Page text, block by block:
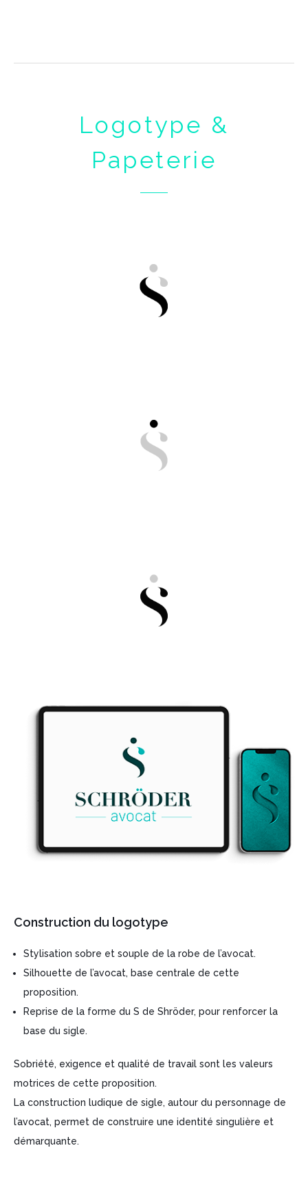
Logotype &
Papeterie
Construction du logotype
Stylisation sobre et souple de la robe de l’avocat.
Silhouette de l’avocat, base centrale de cette
proposition.
Reprise de la forme du S de Shröder, pour renforcer la
base du sigle.
Sobriété, exigence et qualité de travail sont les valeurs
motrices de cette proposition.
La construction ludique de sigle, autour du personnage de
l’avocat, permet de construire une identité singulière et
démarquante.